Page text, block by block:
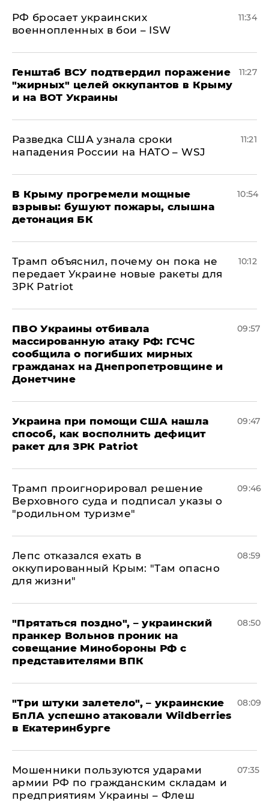
РФ бросает украинских
военнопленных в бои – ISW
11:34
Генштаб ВСУ подтвердил поражение
"жирных" целей оккупантов в Крыму
и на ВОТ Украины
11:27
Разведка США узнала сроки
нападения России на НАТО – WSJ
11:21
В Крыму прогремели мощные
взрывы: бушуют пожары, слышна
детонация БК
10:54
Трамп объяснил, почему он пока не
передает Украине новые ракеты для
ЗРК Patriot
10:12
ПВО Украины отбивала
массированную атаку РФ: ГСЧС
сообщила о погибших мирных
гражданах на Днепропетровщине и
Донетчине
09:57
Украина при помощи США нашла
способ, как восполнить дефицит
ракет для ЗРК Patriot
09:47
Трамп проигнорировал решение
Верховного суда и подписал указы о
"родильном туризме"
09:46
Лепс отказался ехать в
оккупированный Крым: "Там опасно
для жизни"
08:59
"Прятаться поздно", – украинский
пранкер Вольнов проник на
совещание Минобороны РФ с
представителями ВПК
08:50
"Три штуки залетело", – украинские
БпЛА успешно атаковали Wildberries
в Екатеринбурге
08:09
Мошенники пользуются ударами
армии РФ по гражданским складам и
предприятиям Украины – Флеш
07:35